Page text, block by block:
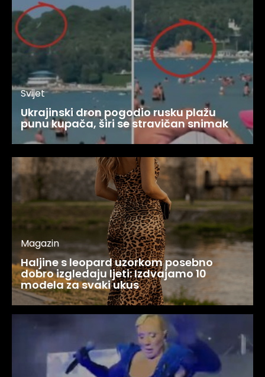
Svijet
Ukrajinski dron pogodio rusku plažu
punu kupača, širi se stravičan snimak
Magazin
Haljine s leopard uzorkom posebno
dobro izgledaju ljeti: Izdvajamo 10
modela za svaki ukus